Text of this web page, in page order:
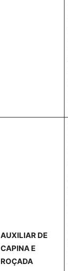
AUXILIAR DE
CAPINA E
ROÇADA